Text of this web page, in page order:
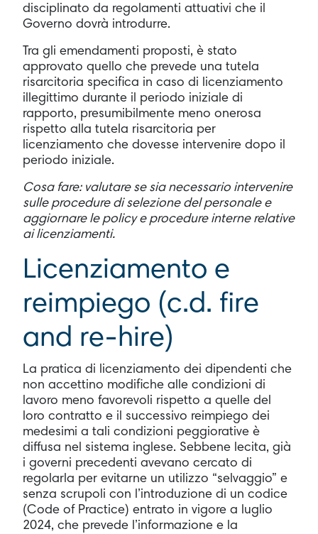
disciplinato da regolamenti attuativi che il
Governo dovrà introdurre.
Tra gli emendamenti proposti, è stato
approvato quello che prevede una tutela
risarcitoria specifica in caso di licenziamento
illegittimo durante il periodo iniziale di
rapporto, presumibilmente meno onerosa
rispetto alla tutela risarcitoria per
licenziamento che dovesse intervenire dopo il
periodo iniziale.
Cosa fare: valutare se sia necessario intervenire
sulle procedure di selezione del personale e
aggiornare le policy e procedure interne relative
ai licenziamenti.
Licenziamento e
reimpiego (c.d. fire
and re-hire)
La pratica di licenziamento dei dipendenti che
non accettino modifiche alle condizioni di
lavoro meno favorevoli rispetto a quelle del
loro contratto e il successivo reimpiego dei
medesimi a tali condizioni peggiorative è
diffusa nel sistema inglese. Sebbene lecita, già
i governi precedenti avevano cercato di
regolarla per evitarne un utilizzo “selvaggio” e
senza scrupoli con l’introduzione di un codice
(Code of Practice) entrato in vigore a luglio
2024, che prevede l’informazione e la